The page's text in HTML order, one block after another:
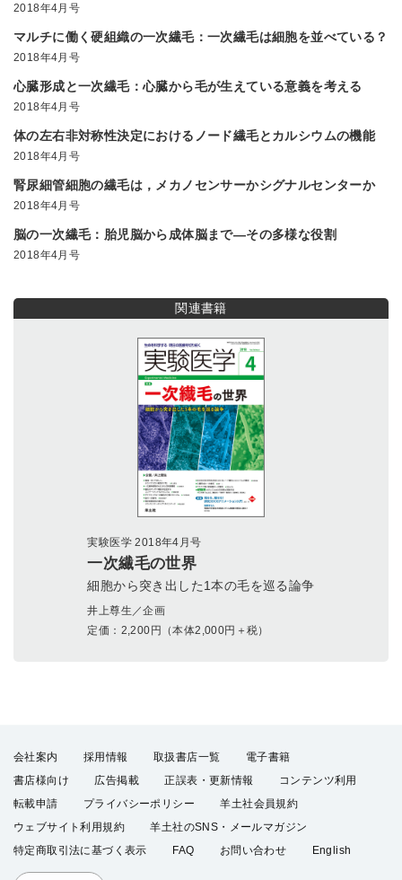
2018年4月号
マルチに働く硬組織の一次繊毛：一次繊毛は細胞を並べている？
2018年4月号
心臓形成と一次繊毛：心臓から毛が生えている意義を考える
2018年4月号
体の左右非対称性決定におけるノード繊毛とカルシウムの機能
2018年4月号
腎尿細管細胞の繊毛は，メカノセンサーかシグナルセンターか
2018年4月号
脳の一次繊毛：胎児脳から成体脳まで―その多様な役割
2018年4月号
関連書籍
実験医学 2018年4月号
一次繊毛の世界
細胞から突き出した1本の毛を巡る論争
井上尊生／企画
定価： 2,200 円（本体2,000円＋税）
会社案内 採用情報 取扱書店一覧
電子書籍
書店様向け
広告掲載 正誤表・更新情報
コンテンツ利用
転載申請
プライバシーポリシー
羊土社会員規約
ウェブサイト利用規約
羊土社のSNS・メールマガジン
特定商取引法に基づく表示
FAQ お問い合わせ English